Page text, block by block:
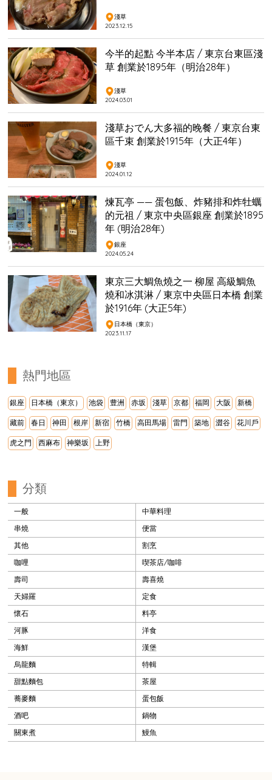
淺草
2023.12.15
今半的起點 今半本店 / 東京台東區淺
草 創業於1895年（明治28年）
淺草
2024.03.01
淺草おでん大多福的晚餐 / 東京台東
區千束 創業於1915年（大正4年）
淺草
2024.01.12
煉瓦亭 —— 蛋包飯、炸豬排和炸牡蠣
的元祖 / 東京中央區銀座 創業於1895
年 (明治28年)
銀座
2024.05.24
東京三大鯛魚燒之一 柳屋 高級鯛魚
燒和冰淇淋 / 東京中央區日本橋 創業
於1916年 (大正5年)
日本橋（東京）
2023.11.17
熱門地區
銀座 日本橋（東京） 池袋 豊洲 赤坂 淺草 京都 福岡 大阪 新橋
藏前 春日 神田 根岸 新宿 竹橋 高田馬場 雷門 築地 澀谷 花川戶
虎之門 西麻布 神樂坂 上野
分類
一般
中華料理
串燒
便當
其他
割烹
咖哩
喫茶店/咖啡
壽司
壽喜燒
天婦羅
定食
懷石
料亭
河豚
洋食
海鮮
漢堡
烏龍麵
特輯
甜點麵包
茶屋
蕎麥麵
蛋包飯
酒吧
鍋物
關東煮
鰻魚